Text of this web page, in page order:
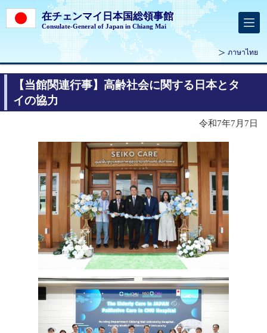
在チェンマイ日本国総領事館
Consulate-General of Japan in Chiang Mai
ภาษาไทย
【当館関連行事】高齢社会に関する日本とタ
イの協力
令和7年7月7日